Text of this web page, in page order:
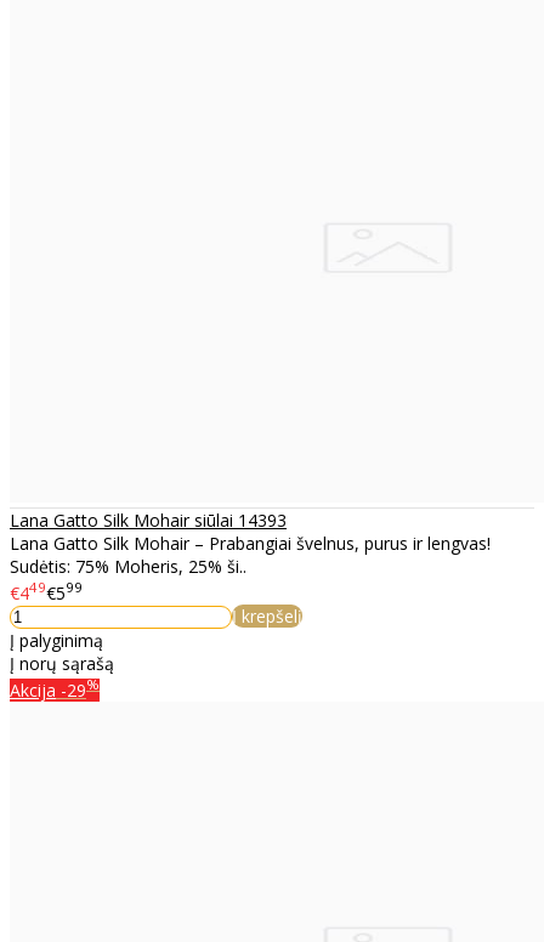
Lana Gatto Silk Mohair siūlai 14393
Lana Gatto Silk Mohair – Prabangiai švelnus, purus ir lengvas!
Sudėtis: 75% Moheris, 25% ši..
€449€599
Į krepšelį
Į palyginimą
Į norų sąrašą
Akcija -29%